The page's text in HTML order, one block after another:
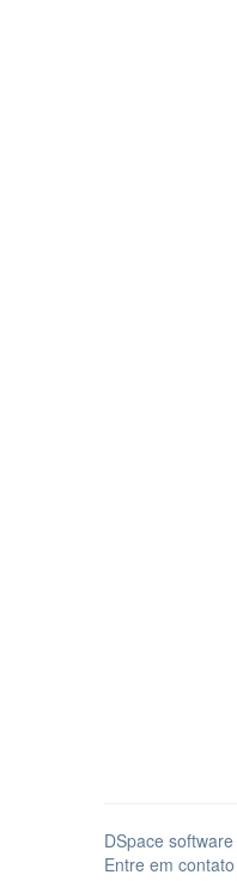
DSpace software
Entre em contato